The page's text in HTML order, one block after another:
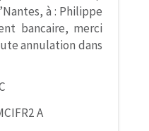
à : Philippe
bancaire, merci
annulation dans
A